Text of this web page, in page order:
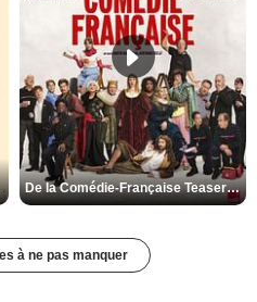
De la Comédie-Française Teaser VF
à ne pas manquer